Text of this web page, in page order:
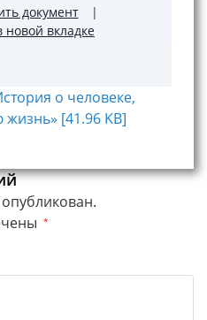
документ
|
новой вкладке
о человеке,
[41.96 KB]
*